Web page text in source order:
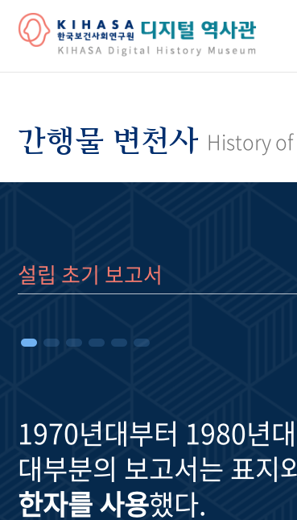
간행물 변천사 History
설립 초기 보고서
1970년대부터 1980년
대부분의 보고서는 표지
한자를 사용했다.